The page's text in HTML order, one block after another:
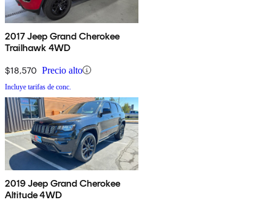
2017 Jeep Grand Cherokee
Trailhawk 4WD
$18,570 Precio alto
Incluye tarifas de conc.
2019 Jeep Grand Cherokee
Altitude 4WD